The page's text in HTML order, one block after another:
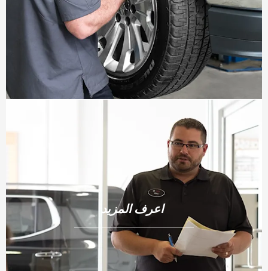
اعرف المزيد